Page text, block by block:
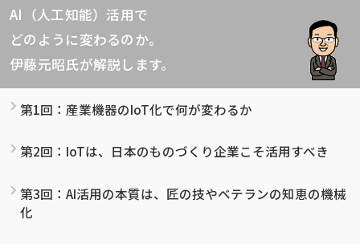
AI（人工知能）活用で
どのように変わるのか。
伊藤元昭氏が解説します。
第1回：産業機器のIoT化で何が変わるか
第2回：IoTは、日本のものづくり企業こそ活用すべき
第3回：AI活用の本質は、匠の技やベテランの知恵の機械
化